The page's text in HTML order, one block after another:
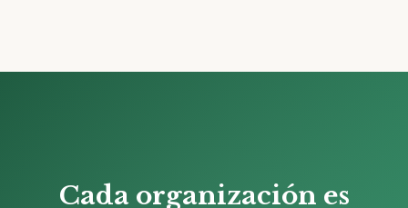
Cada organización es